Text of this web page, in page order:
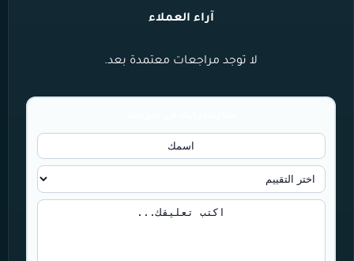
آراء العملاء
لا توجد مراجعات معتمدة بعد.